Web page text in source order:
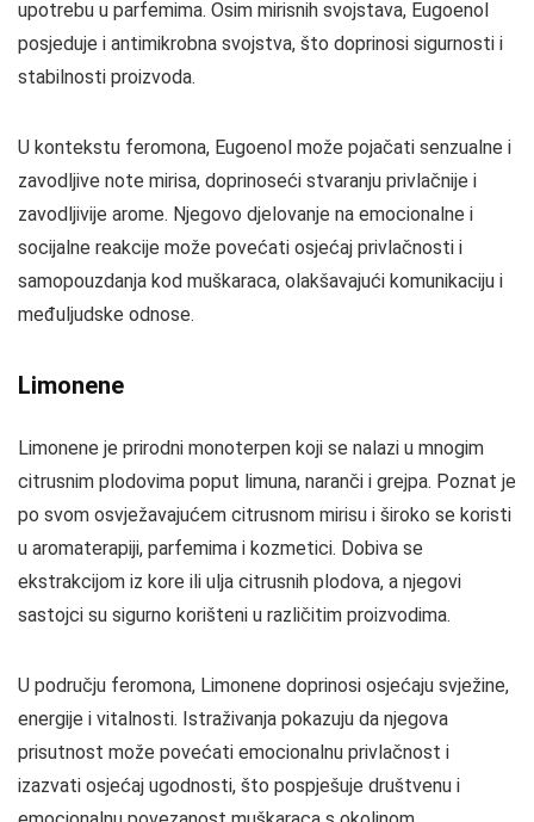
upotrebu u parfemima. Osim mirisnih svojstava, Eugoenol
posjeduje i antimikrobna svojstva, što doprinosi sigurnosti i
stabilnosti proizvoda.
U kontekstu feromona, Eugoenol može pojačati senzualne i
zavodljive note mirisa, doprinoseći stvaranju privlačnije i
zavodljivije arome. Njegovo djelovanje na emocionalne i
socijalne reakcije može povećati osjećaj privlačnosti i
samopouzdanja kod muškaraca, olakšavajući komunikaciju i
međuljudske odnose.
Limonene
Limonene je prirodni monoterpen koji se nalazi u mnogim
citrusnim plodovima poput limuna, naranči i grejpa. Poznat je
po svom osvježavajućem citrusnom mirisu i široko se koristi
u aromaterapiji, parfemima i kozmetici. Dobiva se
ekstrakcijom iz kore ili ulja citrusnih plodova, a njegovi
sastojci su sigurno korišteni u različitim proizvodima.
U području feromona, Limonene doprinosi osjećaju svježine,
energije i vitalnosti. Istraživanja pokazuju da njegova
prisutnost može povećati emocionalnu privlačnost i
izazvati osjećaj ugodnosti, što pospješuje društvenu i